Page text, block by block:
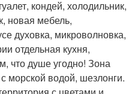
кондей, холодильник,
новая мебель,
духовка, микроволновка,
отдельная кухня,
что душе угодно! Зона
морской водой, шезлонги.